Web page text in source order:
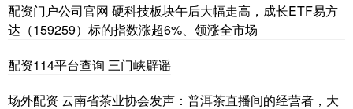
配资门户公司官网 硬科技板块午后大幅走高，成长ETF易方
达（159259）标的指数涨超6%、领涨全市场
配资114平台查询 三门峡辟谣
场外配资 云南省茶业协会发声：普洱茶直播间的经营者，大